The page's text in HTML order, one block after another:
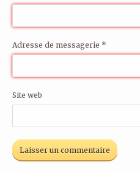
Adresse de messagerie *
Site web